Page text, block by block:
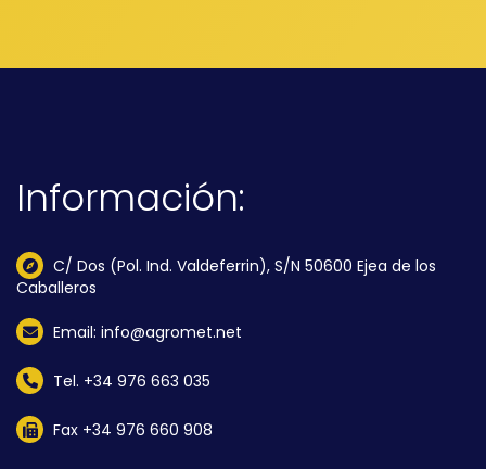
Información:
C/ Dos (Pol. Ind. Valdeferrin), S/N 50600 Ejea de los
Caballeros
Email: info@agromet.net
Tel. +34 976 663 035
Fax +34 976 660 908